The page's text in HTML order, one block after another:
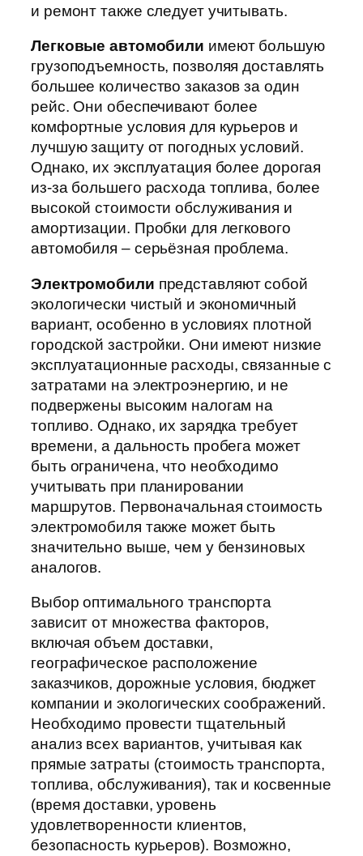
и ремонт также следует учитывать.
Легковые автомобили имеют большую
грузоподъемность, позволяя доставлять
большее количество заказов за один
рейс. Они обеспечивают более
комфортные условия для курьеров и
лучшую защиту от погодных условий.
Однако, их эксплуатация более дорогая
из-за большего расхода топлива, более
высокой стоимости обслуживания и
амортизации. Пробки для легкового
автомобиля – серьёзная проблема.
Электромобили представляют собой
экологически чистый и экономичный
вариант, особенно в условиях плотной
городской застройки. Они имеют низкие
эксплуатационные расходы, связанные с
затратами на электроэнергию, и не
подвержены высоким налогам на
топливо. Однако, их зарядка требует
времени, а дальность пробега может
быть ограничена, что необходимо
учитывать при планировании
маршрутов. Первоначальная стоимость
электромобиля также может быть
значительно выше, чем у бензиновых
аналогов.
Выбор оптимального транспорта
зависит от множества факторов,
включая объем доставки,
географическое расположение
заказчиков, дорожные условия, бюджет
компании и экологических соображений.
Необходимо провести тщательный
анализ всех вариантов, учитывая как
прямые затраты (стоимость транспорта,
топлива, обслуживания), так и косвенные
(время доставки, уровень
удовлетворенности клиентов,
безопасность курьеров). Возможно,